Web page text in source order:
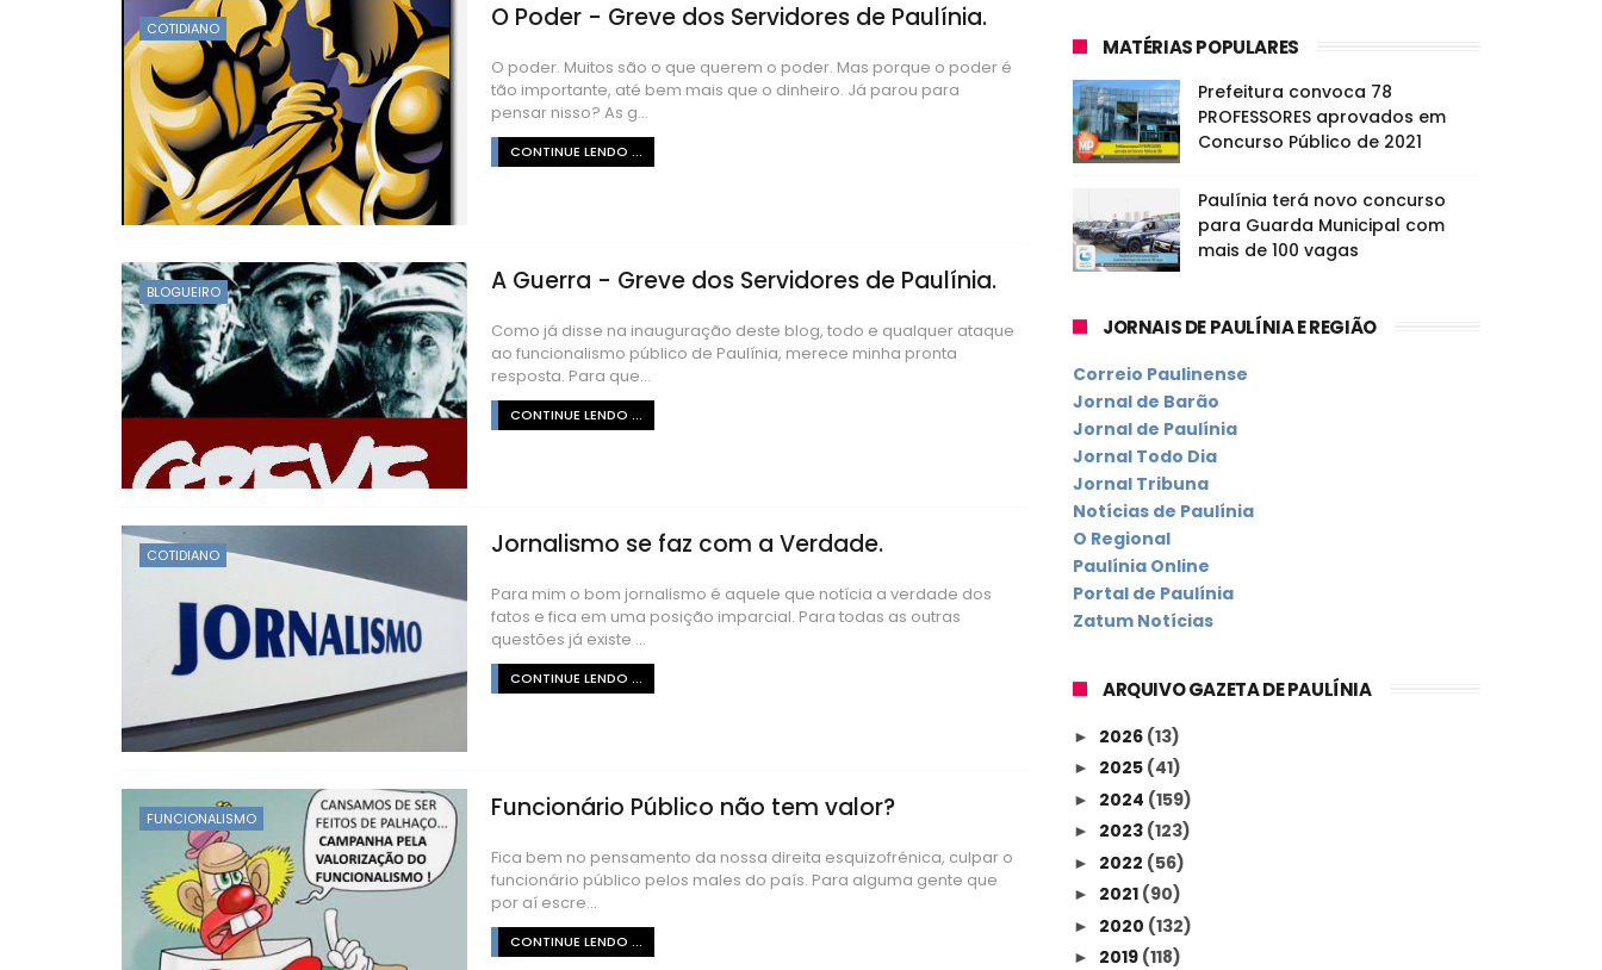
COTIDIANO O Poder - Greve dos Servidores de Paulínia.
O poder. Muitos são o que querem o poder. Mas porque o poder é
tão importante, até bem mais que o dinheiro. Já parou para
pensar nisso? As g...
CONTINUE LENDO ...
BLOGUEIRO A Guerra - Greve dos Servidores de Paulínia.
Como já disse na inauguração deste blog, todo e qualquer ataque
ao funcionalismo público de Paulínia, merece minha pronta
resposta. Para que...
CONTINUE LENDO ...
COTIDIANO Jornalismo se faz com a Verdade.
Para mim o bom jornalismo é aquele que notícia a verdade dos
fatos e fica em uma posição imparcial. Para todas as outras
questões já existe ...
CONTINUE LENDO ...
FUNCIONALISMO Funcionário Público não tem valor?
Fica bem no pensamento da nossa direita esquizofrénica, culpar o
funcionário público pelos males do país. Para alguma gente que
por aí escre...
CONTINUE LENDO ...
MATÉRIAS POPULARES
Prefeitura convoca 78
PROFESSORES aprovados em
Concurso Público de 2021
Paulínia terá novo concurso
para Guarda Municipal com
mais de 100 vagas
JORNAIS DE PAULÍNIA E REGIÃO
Correio Paulinense
Jornal de Barão
Jornal de Paulínia
Jornal Todo Dia
Jornal Tribuna
Notícias de Paulínia
O Regional
Paulínia Online
Portal de Paulínia
Zatum Notícias
ARQUIVO GAZETA DE PAULÍNIA
► 2026 (13)
► 2025 (41)
► 2024 (159)
► 2023 (123)
► 2022 (56)
► 2021 (90)
► 2020 (132)
► 2019 (118)